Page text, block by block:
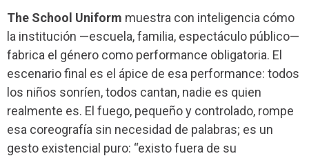
The School Uniform muestra con inteligencia cómo
la institución —escuela, familia, espectáculo público—
fabrica el género como performance obligatoria. El
escenario final es el ápice de esa performance: todos
los niños sonríen, todos cantan, nadie es quien
realmente es. El fuego, pequeño y controlado, rompe
esa coreografía sin necesidad de palabras; es un
gesto existencial puro: “existo fuera de su